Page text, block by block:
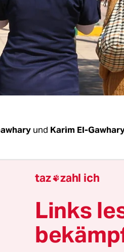
und Karim El-
Monaten Gefängnis auf
in südlichen
Haare abgeschnitten
dafür bestrafen,
der Kinder stellten
Pädagogin. Der Vorfall
taz zahl ich
Links